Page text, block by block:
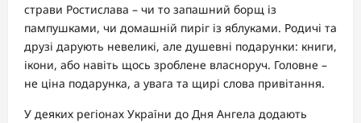
страви Ростислава – чи то запашний борщ із
пампушками, чи домашній пиріг із яблуками. Родичі та
друзі дарують невеликі, але душевні подарунки: книги,
ікони, або навіть щось зроблене власноруч. Головне –
не ціна подарунка, а увага та щирі слова привітання.
У деяких регіонах України до Дня Ангела додають